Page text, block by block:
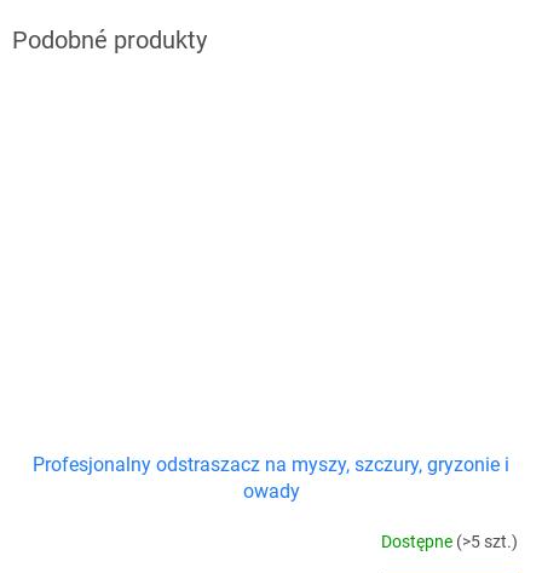
Profesjonalny odstraszacz na myszy, szczury, gryzonie i
owady
Dostępne (>5 szt.)